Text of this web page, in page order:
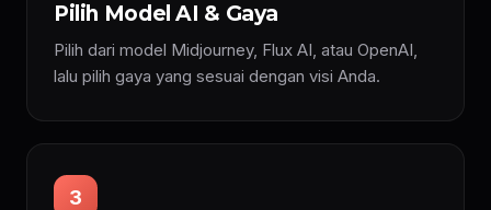
Pilih Model AI & Gaya
Pilih dari model Midjourney, Flux AI, atau OpenAI,
lalu pilih gaya yang sesuai dengan visi Anda.
3